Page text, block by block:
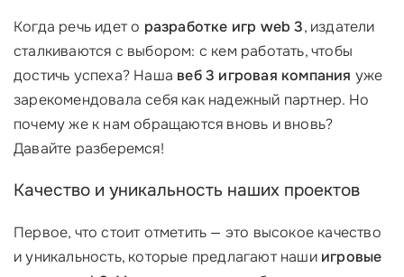
Когда речь идет о разработке игр web 3, издатели
сталкиваются с выбором: с кем работать, чтобы
достичь успеха? Наша веб 3 игровая компания уже
зарекомендовала себя как надежный партнер. Но
почему же к нам обращаются вновь и вновь?
Давайте разберемся!
Качество и уникальность наших проектов
Первое, что стоит отметить — это высокое качество
и уникальность, которые предлагают наши игровые